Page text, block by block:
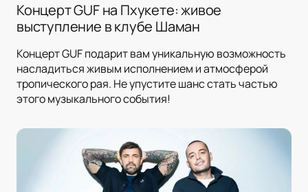
Концерт GUF на Пхукете: живое
выступление в клубе Шаман
Концерт GUF подарит вам уникальную возможность
насладиться живым исполнением и атмосферой
тропического рая. Не упустите шанс стать частью
этого музыкального события!